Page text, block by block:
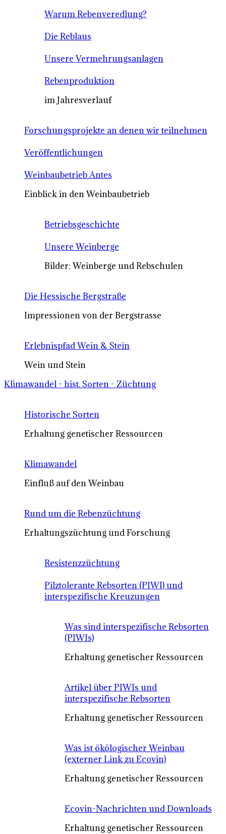
Warum Rebenveredlung?
Die Reblaus
Unsere Vermehrungsanlagen
Rebenproduktion
im Jahresverlauf
Forschungsprojekte an denen wir teilnehmen
Veröffentlichungen
Weinbaubetrieb Antes
Einblick in den Weinbaubetrieb
Betriebsgeschichte
Unsere Weinberge
Bilder: Weinberge und Rebschulen
Die Hessische Bergstraße
Impressionen von der Bergstrasse
Erlebnispfad Wein & Stein
Wein und Stein
Klimawandel - hist. Sorten - Züchtung
Historische Sorten
Erhaltung genetischer Ressourcen
Klimawandel
Einfluß auf den Weinbau
Rund um die Rebenzüchtung
Erhaltungszüchtung und Forschung
Resistenzzüchtung
Pilztolerante Rebsorten (PIWI) und
interspezifische Kreuzungen
Was sind interspezifische Rebsorten
(PIWIs)
Erhaltung genetischer Ressourcen
Artikel über PIWIs und
interspezifische Rebsorten
Erhaltung genetischer Ressourcen
Was ist ökölogischer Weinbau
(externer Link zu Ecovin)
Erhaltung genetischer Ressourcen
Ecovin-Nachrichten und Downloads
Erhaltung genetischer Ressourcen